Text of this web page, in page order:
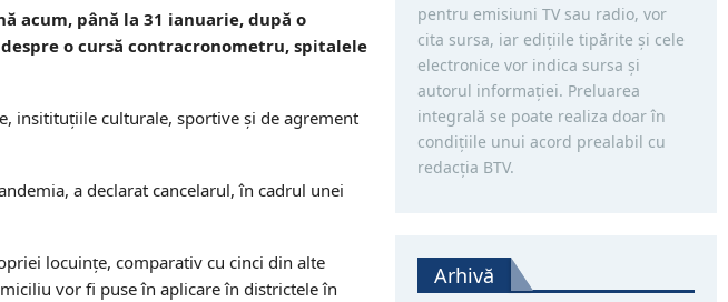
acum, până la 31 ianuarie, după o
o cursă contracronometru, spitalele
insitituţiile culturale, sportive şi de agrement
a declarat cancelarul, în cadrul unei
locuinţe, comparativ cu cinci din alte
vor fi puse în aplicare în districtele în
pentru emisiuni TV sau radio, vor
cita sursa, iar ediţiile tipărite și cele
electronice vor indica sursa şi
autorul informaţiei. Preluarea
integrală se poate realiza doar în
condiţiile unui acord prealabil cu
redacţia BTV.
Arhivă